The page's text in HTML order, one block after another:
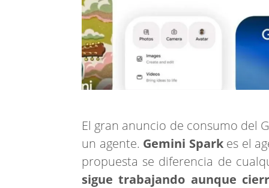
El gran anuncio de consumo del
un agente. Gemini Sparkes el
propuesta se diferencia de
sigue trabajando aunque